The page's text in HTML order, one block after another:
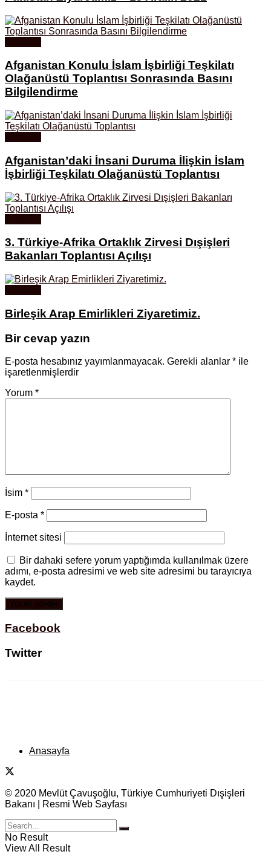
Afganistan Konulu İslam İşbirliği Teşkilatı
Olağanüstü Toplantısı Sonrasında Basını
Bilgilendirme
Afganistan’daki İnsani Duruma İlişkin İslam
İşbirliği Teşkilatı Olağanüstü Toplantısı
3. Türkiye-Afrika Ortaklık Zirvesi Dışişleri
Bakanları Toplantısı Açılışı
Birleşik Arap Emirlikleri Ziyaretimiz.
Bir cevap yazın
E-posta hesabınız yayımlanmayacak. Gerekli alanlar * ile
işaretlenmişlerdir
Yorum *
İsim *
E-posta *
İnternet sitesi
Bir dahaki sefere yorum yaptığımda kullanılmak üzere
adımı, e-posta adresimi ve web site adresimi bu tarayıcıya
kaydet.
Facebook
Twitter
Anasayfa
© 2020 Mevlüt Çavuşoğlu, Türkiye Cumhuriyeti Dışişleri
Bakanı | Resmi Web Sayfası
No Result
View All Result